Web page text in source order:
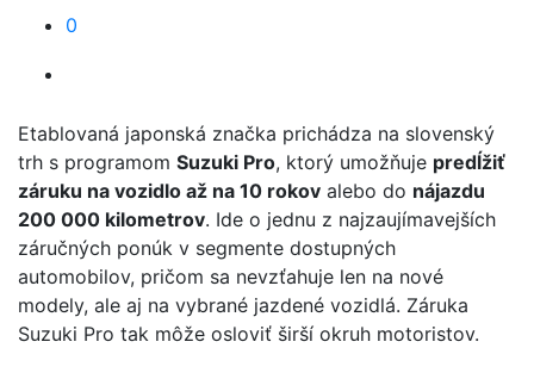
0
Etablovaná japonská značka prichádza na slovenský
trh s programom Suzuki Pro, ktorý umožňuje predĺžiť
záruku na vozidlo až na 10 rokov alebo do nájazdu
200 000 kilometrov. Ide o jednu z najzaujímavejších
záručných ponúk v segmente dostupných
automobilov, pričom sa nevzťahuje len na nové
modely, ale aj na vybrané jazdené vozidlá. Záruka
Suzuki Pro tak môže osloviť širší okruh motoristov.